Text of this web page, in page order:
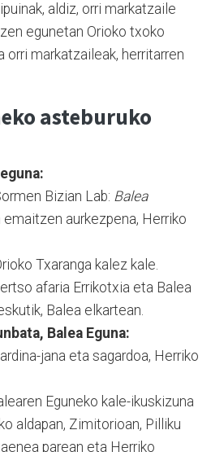
aldiz, orri markatzaile
egunetan Orioko txoko
orri markatzaileak, herritarren
asteburuko
Bizian Lab: Balea
aurkezpena, Herriko
Txaranga kalez kale.
afaria Errikotxia eta Balea
Balea elkartean.
Balea Eguna:
jana eta sagardoa, Herriko
Eguneko kale-ikuskizuna
aldapan, Zimitorioan, Pilliku
parean eta Herriko